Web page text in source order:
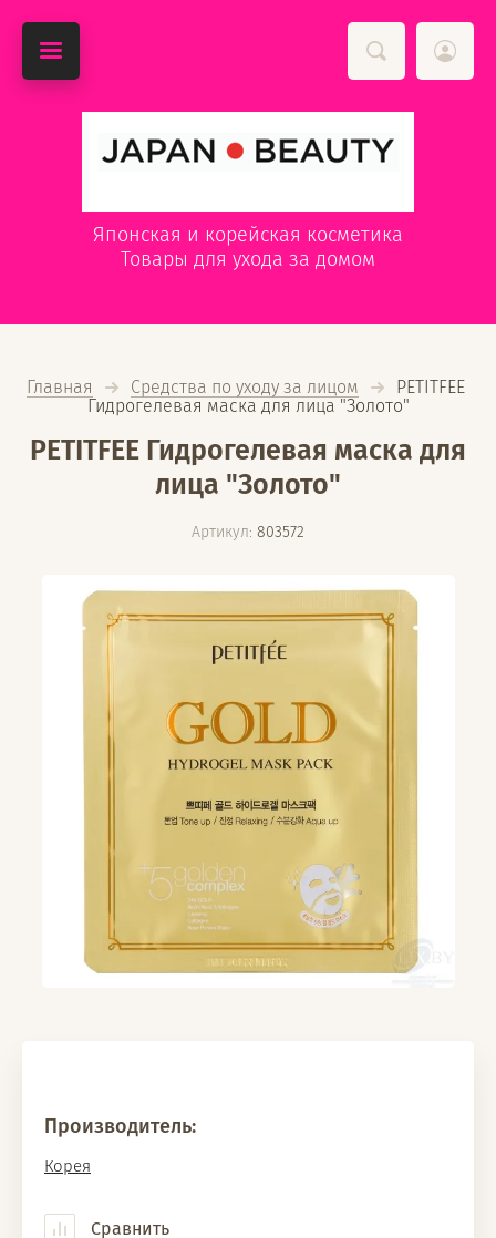
Японская и корейская косметика
Товары для ухода за домом
Главная Средства по уходу за лицом
  PETITFEE
Гидрогелевая маска для лица "Золото"
PETITFEE Гидрогелевая маска для
лица "Золото"
Артикул: 803572
Производитель:
Корея
Сравнить